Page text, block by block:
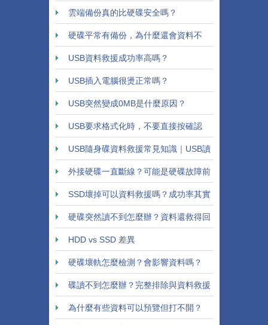
雲端備份真的比硬碟安全嗎？
硬碟平常有備份，為什麼還會資料不
見？
USB資料救援成功率高嗎？
USB插入電腦很燙正常嗎？
USB突然變成0MB是什麼原因？
USB要求格式化時，不要直接按確認
USB隨身碟資料救援常見知識｜USB讀
不到不一定代表資料消失
外接硬碟一直斷線？可能是硬碟故障前
兆
SSD壞掉可以資料救援嗎？成功率其實
跟這些有關
硬碟突然讀不到怎麼辦？資料還救得回
來嗎？
HDD vs SSD 差異
硬碟壞軌怎麼檢測？會影響資料嗎？
碟讀不到怎麼辦？完整排除與資料救援
教學
為什麼有些資料可以預覽但打不開？